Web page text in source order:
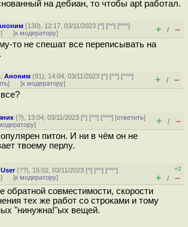
на дебиан, то чтобы apt работал.
(130), 12:17, 03/11/2023 [^] [^^] [^^^]
] [к модератору] + / –
то не спешат все переписывать на
,Аноним (91), 14:04, 03/11/2023 [^] [^^] [^^^]
] [к модератору] + / –
(?), 13:04, 03/11/2023 [^] [^^] [^^^] [ответить]
] + / –
питон. И ни в чём он не
твоему перлу.
,User(??), 15:02, 03/11/2023 [^] [^^] [^^^]
] [к модератору]
+2
+ / –
обратной совместимости, скорости
тех же работ со строками и тому
"нинужна!"ых вещей.